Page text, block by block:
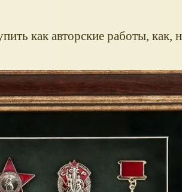
как авторские работы, как,